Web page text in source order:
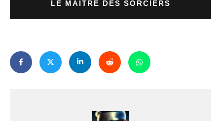
LE MAÎTRE DES SORCIERS